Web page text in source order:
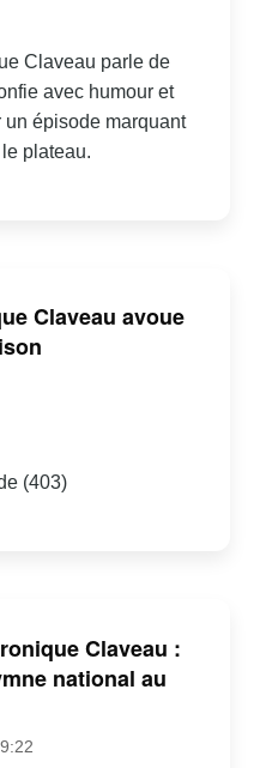
Claveau parle de
avec humour et
épisode marquant
plateau.
Claveau avoue
(403)
Claveau :
national au